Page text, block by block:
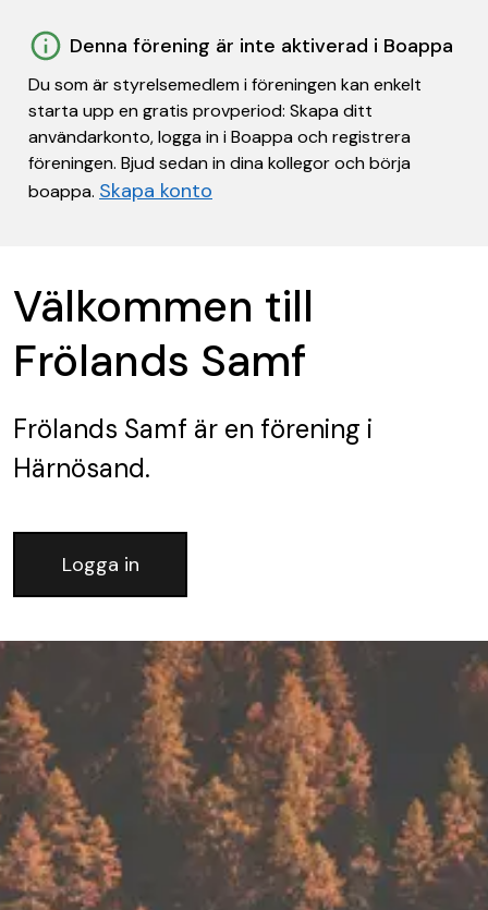
Denna förening är inte aktiverad i Boappa
Du som är styrelsemedlem i föreningen kan enkelt
starta upp en gratis provperiod: Skapa ditt
användarkonto, logga in i Boappa och registrera
föreningen. Bjud sedan in dina kollegor och börja
boappa. Skapa konto
Välkommen till
Frölands Samf
Frölands Samf är en förening i
Härnösand.
Logga in